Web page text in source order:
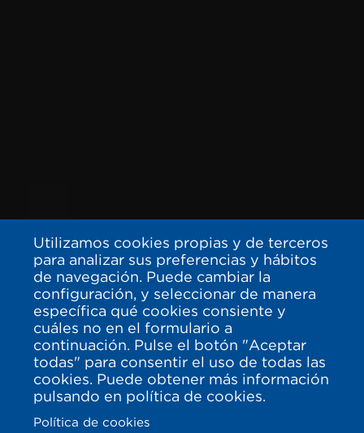
Utilizamos cookies propias y de terceros
para analizar sus preferencias y hábitos
de navegación. Puede cambiar la
configuración, y seleccionar de manera
específica qué cookies consiente y
cuáles no en el formulario a
continuación. Pulse el botón "Aceptar
todas" para consentir el uso de todas las
cookies. Puede obtener más información
pulsando en política de cookies.
Política de cookies